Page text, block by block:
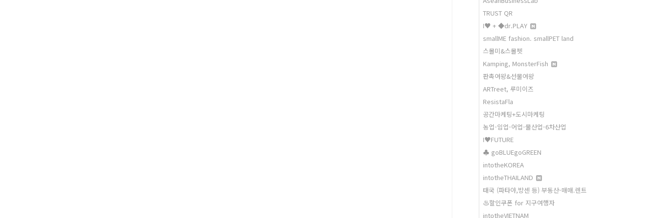
TRUST QR
I♥ + ◆dr.PLAY
smallME fashion. smallPET land
스몰미&스몰펫
Kamping, MonsterFish
판촉여왕&선물여왕
ARTreet, 루미이즈
ResistaFla
공간마케팅+도시마케팅
농업-임업-어업-물산업-6차산업
I♥FUTURE
♣ goBLUEgoGREEN
intotheKOREA
intotheTHAILAND
태국 (파타야,방센 등) 부동산-매매.렌트
♨할인쿠폰 for 지구여행자
intotheVIETNAM